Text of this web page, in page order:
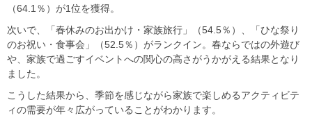
（64.1％）が1位を獲得。
次いで、「春休みのお出かけ・家族旅行」（54.5％）、「ひな祭り
のお祝い・食事会」（52.5％）がランクイン。春ならではの外遊び
や、家族で過ごすイベントへの関心の高さがうかがえる結果となり
ました。
こうした結果から、季節を感じながら家族で楽しめるアクティビテ
ィの需要が年々広がっていることがわかります。